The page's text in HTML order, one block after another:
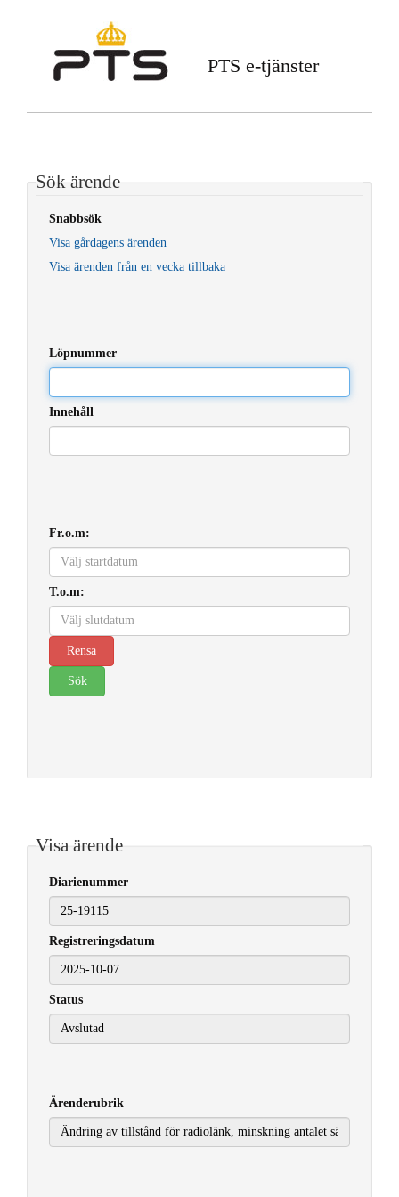
PTS e-tjänster
Sök ärende
Snabbsök
Visa gårdagens ärenden
Visa ärenden från en vecka tillbaka
Löpnummer
Innehåll
Fr.o.m:
T.o.m:
Visa ärende
Diarienummer
Registreringsdatum
2025-10-07
Status
Ärenderubrik